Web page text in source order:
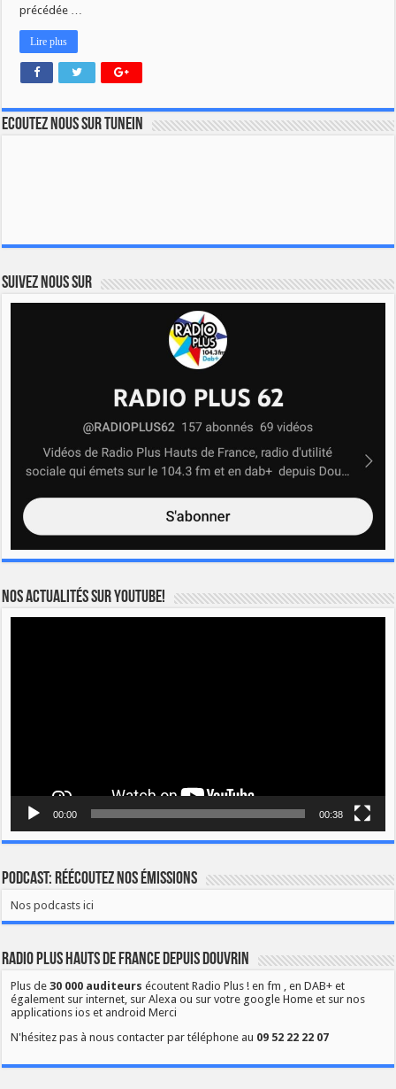
précédée …
Lire plus
Ecoutez nous sur TuneIn
Suivez nous sur
Nos actualités sur YOUTUBE!
00:00 00:38
Podcast: Réécoutez nos émissions
Nos podcasts ici
Radio Plus Hauts de France depuis Douvrin
Plus de30 000 auditeurs écoutent Radio Plus ! en fm , en DAB+ et
également sur internet, sur Alexa ou sur votre google Home et sur nos
applications ios et android Merci
N'hésitez pas à nous contacter par téléphone au 09 52 22 22 07